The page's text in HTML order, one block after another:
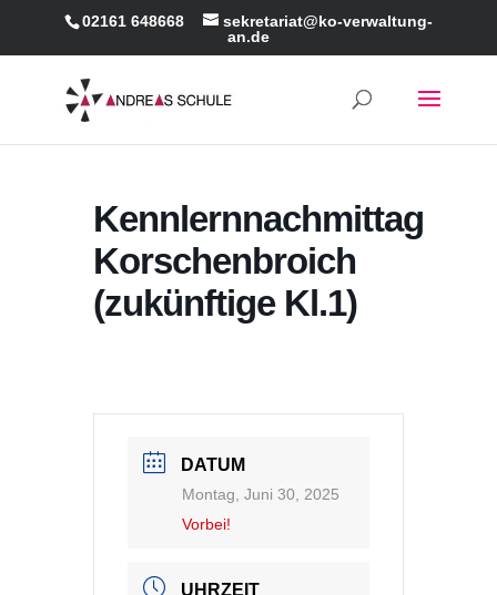
02161 648668
sekretariat@ko-verwaltung-
an.de
Kennlernnachmittag
Korschenbroich
(zukünftige Kl.1)
DATUM
Montag, Juni 30, 2025
Vorbei!
UHRZEIT